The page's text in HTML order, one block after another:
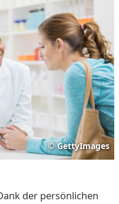
© GettyImages
der persönlichen